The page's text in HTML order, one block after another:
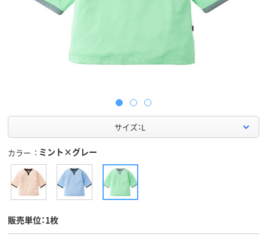
サイズ：L
カラー ミント×グレー
販売単位：1枚